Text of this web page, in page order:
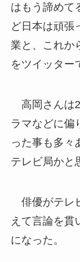
はもう諦めて
ど日本は頑張
業と、これか
をツイッター
高岡さんは
ラマなどに偏
った事も多々
テレビ局かと
俳優がテレ
えて言論を貫
になった。